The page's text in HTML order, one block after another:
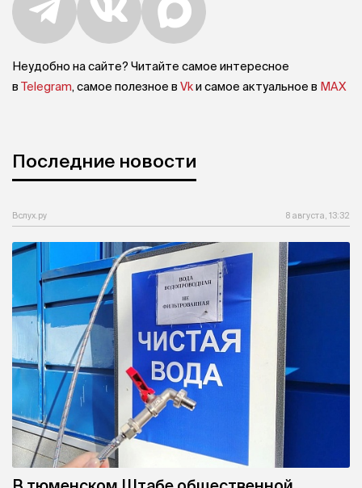
Неудобно на сайте? Читайте самое интересное
в Telegram, самое полезное в Vkи самое актуальное в MAX
Последние новости
Вслух.ру 8 августа, 13:32